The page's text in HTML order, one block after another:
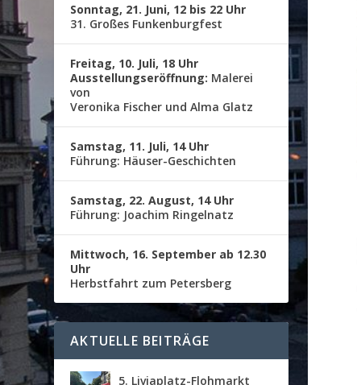
Sonntag, 21. Juni, 12 bis 22 Uhr
31. Großes Funkenburgfest
Freitag, 10. Juli, 18 Uhr
Ausstellungseröffnung: Malerei
von
Veronika Fischer und Alma Glatz
Samstag, 11. Juli, 14 Uhr
Führung: Häuser-Geschichten
Samstag, 22. August, 14 Uhr
Führung: Joachim Ringelnatz
Mittwoch, 16. September ab 12.30
Uhr
Herbstfahrt zum Petersberg
AKTUELLE BEITRÄGE
5. Liviaplatz-Flohmarkt